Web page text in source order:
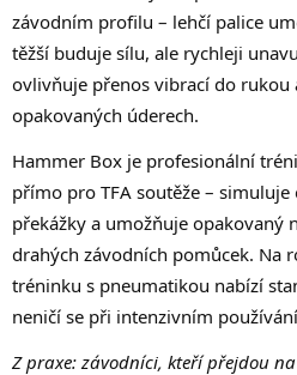
závodním profilu – lehčí palice
těžší buduje sílu, ale rychleji
ovlivňuje přenos vibrací do rukou
opakovaných úderech.
Hammer Box je profesionální
přímo pro TFA soutěže –
překážky a umožňuje opakovaný
drahých závodních pomůcek. Na
tréninku s pneumatikou nabízí
neničí se při intenzivním
Z praxe: závodníci, kteří přejdou